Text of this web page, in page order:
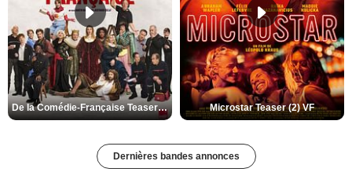
De la Comédie-Française Teaser (3) VF Microstar Teaser (2) VF
Dernières bandes annonces